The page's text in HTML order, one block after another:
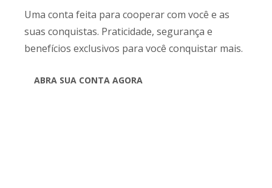
Uma conta feita para cooperar com você e as
suas conquistas. Praticidade, segurança e
benefícios exclusivos para você conquistar mais.
ABRA SUA CONTA AGORA